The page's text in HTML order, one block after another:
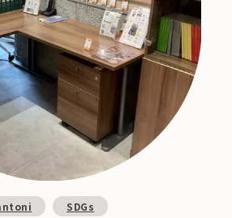
SDGs